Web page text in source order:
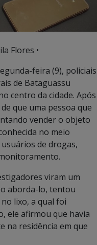
Flores •
feira (9), policiais
de Bataguassu
centro da cidade. Após
que uma pessoa que
vender o objeto
no meio
de drogas,
viram um
aborda-lo, tentou
lixo, a qual foi
ele afirmou que havia
na residência em que